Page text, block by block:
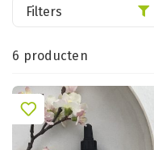
6 producten
Filters